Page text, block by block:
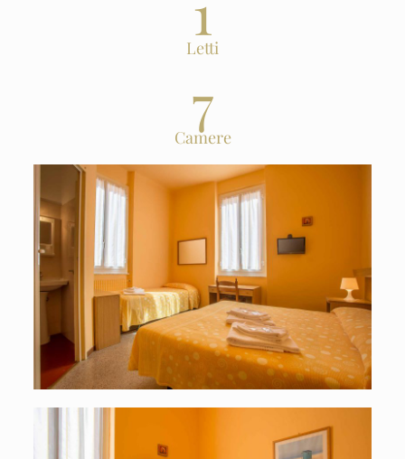
Letti
7
Camere